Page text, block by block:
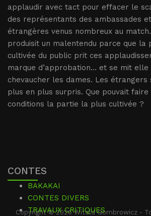
applaudir avec tact pour effacer le
des représentants des ambassades
étrangères venus nombreux au
produisit un malentendu parce que la
cultivée du public prit ces
marque d’approbation... et se mit elle
chevaucher les dames. Les étrangers
plus en plus surpris. Que pouvait faire
conditions la partie la plus cultivée ?
CONTES
BAKAKAI
CONTES DIVERS
TRAVAUX CRITIQUES
Copyright © 2026 Witold Gombrowicz -